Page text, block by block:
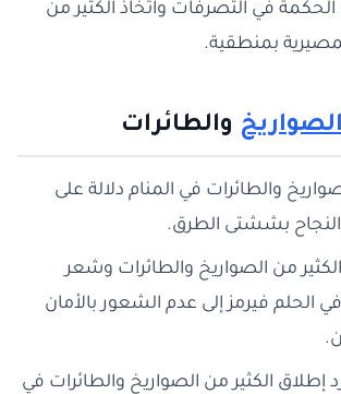
الحكمة في التصرفات واتخاذ الكثير من
بمنطقية.
والطائرات
والطائرات في المنام دلالة على
بششتى الطرق.
الكثير من الصواريخ والطائرات وشعر
الحلم فيرمز إلى عدم الشعور بالأمان
إطلاق الكثير من الصواريخ والطائرات في